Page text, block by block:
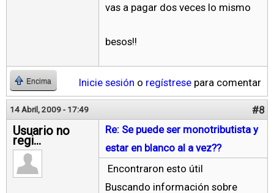
vas a pagar dos veces lo mismo
besos!!
Encima Inicie sesión o regístrese para comentar
14 Abril, 2009 - 17:49 #8
Usuario no
regi...
Re: Se puede ser monotributista y
estar en blanco al a vez??
Encontraron esto útil
Buscando información sobre